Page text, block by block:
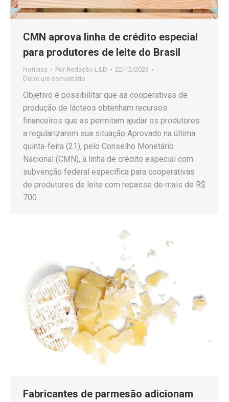
CMN aprova linha de crédito especial
para produtores de leite do Brasil
Notícias Por Redação L&D
22/12/2023
Deixe um comentário
Objetivo é possibilitar que as cooperativas de
produção de lácteos obtenham recursos
financeiros que as permitam ajudar os produtores
a regularizarem sua situação Aprovado na última
quinta-feira (21), pelo Conselho Monetário
Nacional (CMN), a linha de crédito especial com
subvenção federal específica para cooperativas
de produtores de leite com repasse de mais de R$
700…
Fabricantes de parmesão adicionam